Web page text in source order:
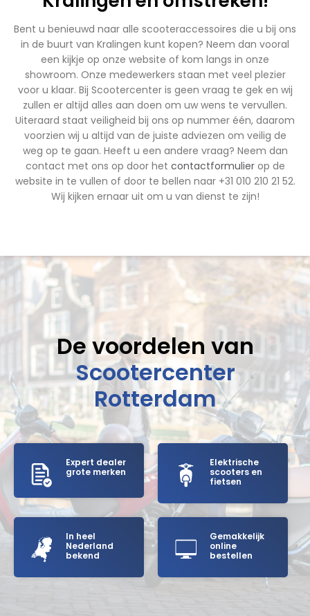
Bent u benieuwd naar alle scooteraccessoires die u bij ons
in de buurt van Kralingen kunt kopen? Neem dan vooral
een kijkje op onze website of kom langs in onze
showroom. Onze medewerkers staan met veel plezier
voor u klaar. Bij Scootercenter is geen vraag te gek en wij
zullen er altijd alles aan doen om uw wens te vervullen.
Uiteraard staat veiligheid bij ons op nummer één, daarom
voorzien wij u altijd van de juiste adviezen om veilig de
weg op te gaan. Heeft u een andere vraag? Neem dan
contact met ons op door het contactformulierop de
website in te vullen of door te bellen naar +31 010 210 21 52.
Wij kijken ernaar uit om u van dienst te zijn!
De voordelen van
Scootercenter
Rotterdam
Expert dealer
grote merken
Elektrische
scooters en
fietsen
In heel
Nederland
bekend
Gemakkelijk
online
bestellen